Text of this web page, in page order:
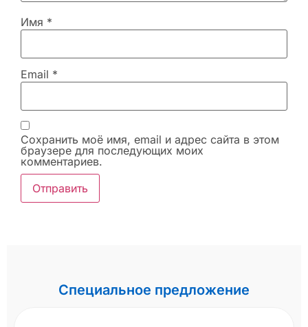
Имя *
Email *
Сохранить моё имя, email и адрес сайта в этом
браузере для последующих моих
комментариев.
Специальное предложение